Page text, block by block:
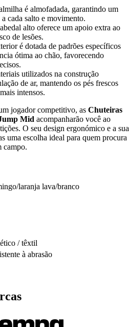
é almofadada, garantindo um
cada salto e movimento.
alto oferece um apoio extra ao
de lesões.
é dotada de padrões específicos
ótima ao chão, favorecendo
utilizados na construção
de ar, mantendo os pés frescos
intensos.
jogador competitivo, as Chuteiras
Mid acompanharão você ao
O seu design ergonómico e a sua
uma escolha ideal para quem procura
campo.
laranja lava/branco
/ têxtil
à abrasão